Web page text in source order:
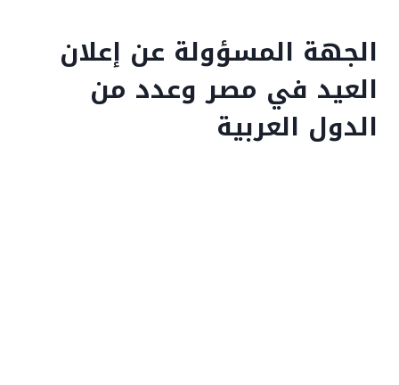
الجهة المسؤولة عن إعلان
العيد في مصر وعدد من
الدول العربية